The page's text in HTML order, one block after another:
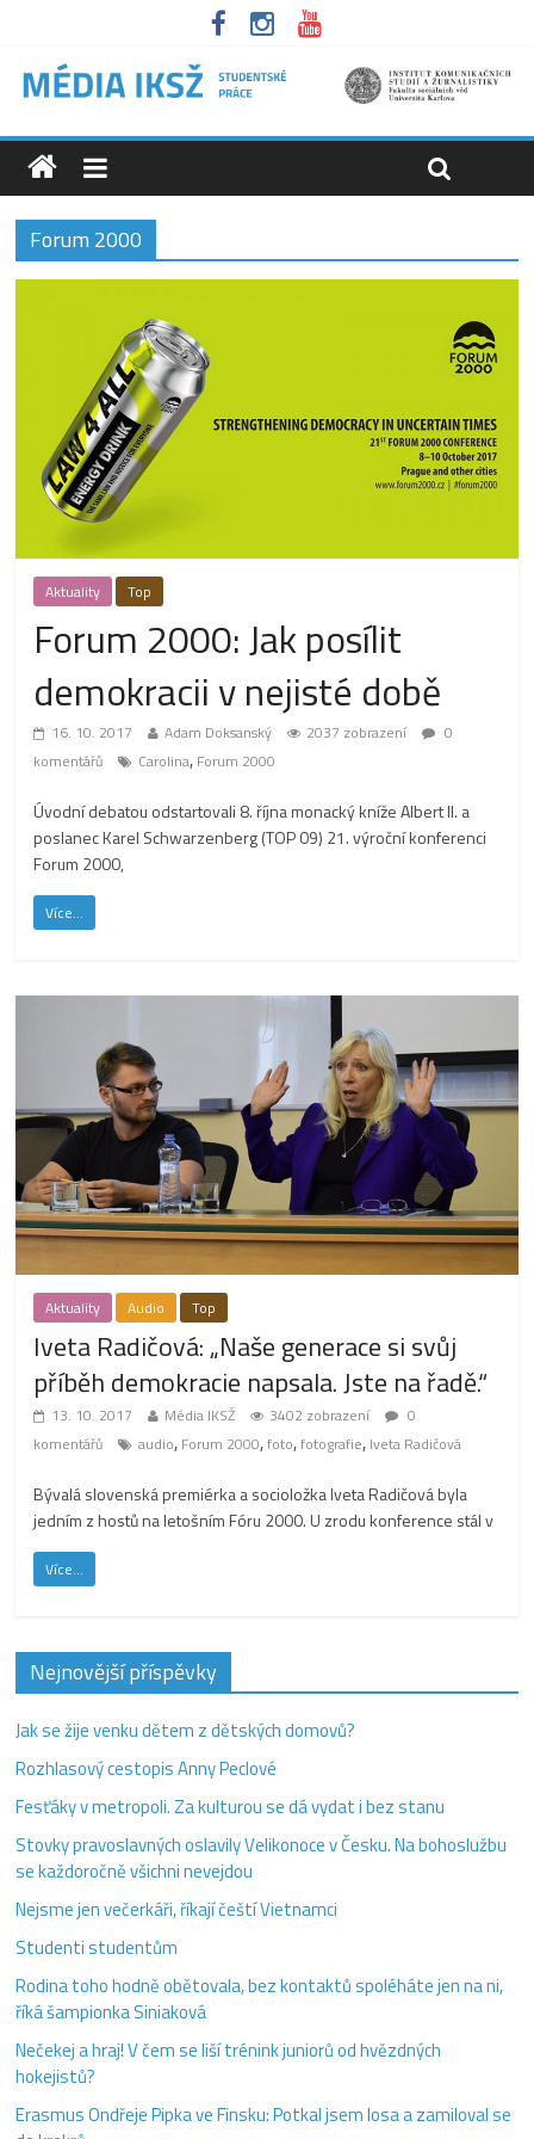
Forum 2000
Aktuality Top
Forum 2000: Jak posílit
demokracii v nejisté době
16. 10. 2017 Adam Doksanský 2037 zobrazení
0
komentářů
Carolina, Forum 2000
Úvodní debatou odstartovali 8. října monacký kníže Albert II. a
poslanec Karel Schwarzenberg (TOP 09) 21. výroční konferenci
Forum 2000,
Více...
Aktuality Audio Top
Iveta Radičová: „Naše generace si svůj
příběh demokracie napsala. Jste na řadě.“
13. 10. 2017 Média IKSŽ 3402 zobrazení
0
komentářů
audio, Forum 2000,foto,fotografie, Iveta Radičová
Bývalá slovenská premiérka a socioložka Iveta Radičová byla
jedním z hostů na letošním Fóru 2000. U zrodu konference stál v
Více...
Nejnovější příspěvky
Jak se žije venku dětem z dětských domovů?
Rozhlasový cestopis Anny Peclové
Fesťáky v metropoli. Za kulturou se dá vydat i bez stanu
Stovky pravoslavných oslavily Velikonoce v Česku. Na bohoslužbu
se každoročně všichni nevejdou
Nejsme jen večerkáři, říkají čeští Vietnamci
Studenti studentům
Rodina toho hodně obětovala, bez kontaktů spoléháte jen na ni,
říká šampionka Siniaková
Nečekej a hraj! V čem se liší trénink juniorů od hvězdných
hokejistů?
Erasmus Ondřeje Pipka ve Finsku: Potkal jsem losa a zamiloval se